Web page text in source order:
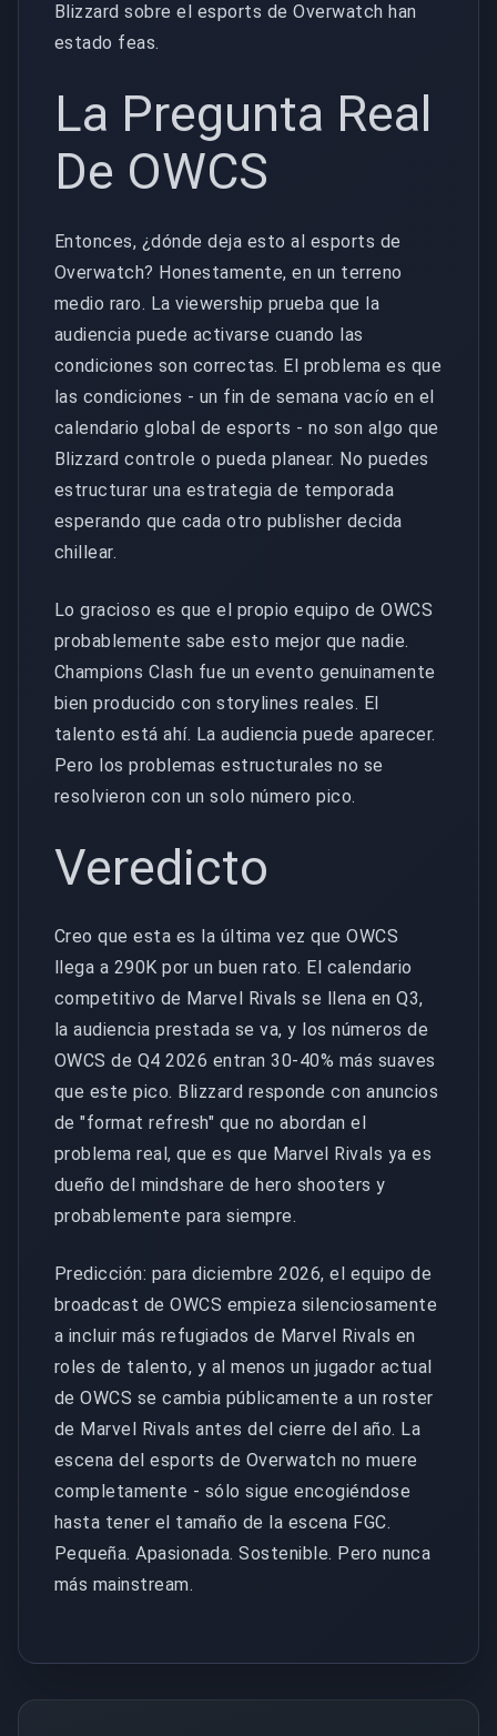
Blizzard sobre el esports de Overwatch han
estado feas.
La Pregunta Real
De OWCS
Entonces, ¿dónde deja esto al esports de
Overwatch? Honestamente, en un terreno
medio raro. La viewership prueba que la
audiencia puede activarse cuando las
condiciones son correctas. El problema es que
las condiciones - un fin de semana vacío en el
calendario global de esports - no son algo que
Blizzard controle o pueda planear. No puedes
estructurar una estrategia de temporada
esperando que cada otro publisher decida
chillear.
Lo gracioso es que el propio equipo de OWCS
probablemente sabe esto mejor que nadie.
Champions Clash fue un evento genuinamente
bien producido con storylines reales. El
talento está ahí. La audiencia puede aparecer.
Pero los problemas estructurales no se
resolvieron con un solo número pico.
Veredicto
Creo que esta es la última vez que OWCS
llega a 290K por un buen rato. El calendario
competitivo de Marvel Rivals se llena en Q3,
la audiencia prestada se va, y los números de
OWCS de Q4 2026 entran 30-40% más suaves
que este pico. Blizzard responde con anuncios
de "format refresh" que no abordan el
problema real, que es que Marvel Rivals ya es
dueño del mindshare de hero shooters y
probablemente para siempre.
Predicción: para diciembre 2026, el equipo de
broadcast de OWCS empieza silenciosamente
a incluir más refugiados de Marvel Rivals en
roles de talento, y al menos un jugador actual
de OWCS se cambia públicamente a un roster
de Marvel Rivals antes del cierre del año. La
escena del esports de Overwatch no muere
completamente - sólo sigue encogiéndose
hasta tener el tamaño de la escena FGC.
Pequeña. Apasionada. Sostenible. Pero nunca
más mainstream.